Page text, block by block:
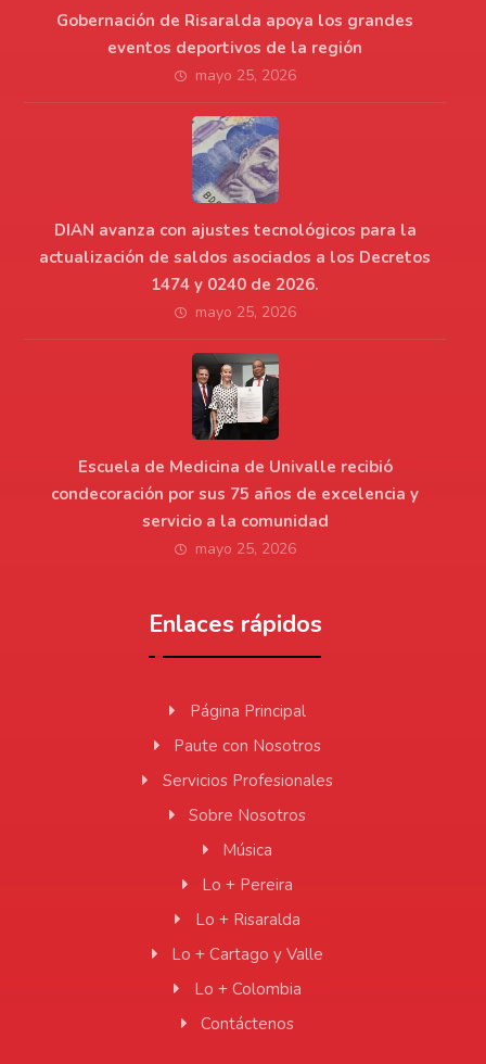
Gobernación de Risaralda apoya los grandes
eventos deportivos de la región
mayo 25, 2026
DIAN avanza con ajustes tecnológicos para la
actualización de saldos asociados a los Decretos
1474 y 0240 de 2026.
mayo 25, 2026
Escuela de Medicina de Univalle recibió
condecoración por sus 75 años de excelencia y
servicio a la comunidad
mayo 25, 2026
Enlaces rápidos
Página Principal
Paute con Nosotros
Servicios Profesionales
Sobre Nosotros
Música
Lo + Pereira
Lo + Risaralda
Lo + Cartago y Valle
Lo + Colombia
Contáctenos